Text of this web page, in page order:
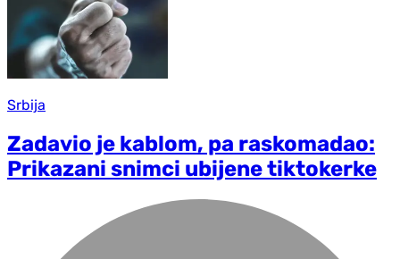
Srbija
Zadavio je kablom, pa raskomadao:
Prikazani snimci ubijene tiktokerke